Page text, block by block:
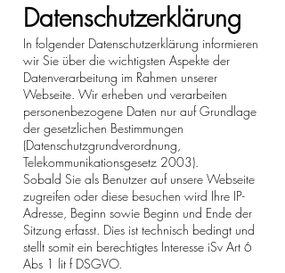
Datenschutzerklärung
In folgender Datenschutzerklärung informieren
wir Sie über die wichtigsten Aspekte der
Datenverarbeitung im Rahmen unserer
Webseite. Wir erheben und verarbeiten
personenbezogene Daten nur auf Grundlage
der gesetzlichen Bestimmungen
(Datenschutzgrundverordnung,
Telekommunikationsgesetz 2003).
Sobald Sie als Benutzer auf unsere Webseite
zugreifen oder diese besuchen wird Ihre IP-
Adresse, Beginn sowie Beginn und Ende der
Sitzung erfasst. Dies ist technisch bedingt und
stellt somit ein berechtigtes Interesse iSv Art 6
Abs 1 lit f DSGVO.